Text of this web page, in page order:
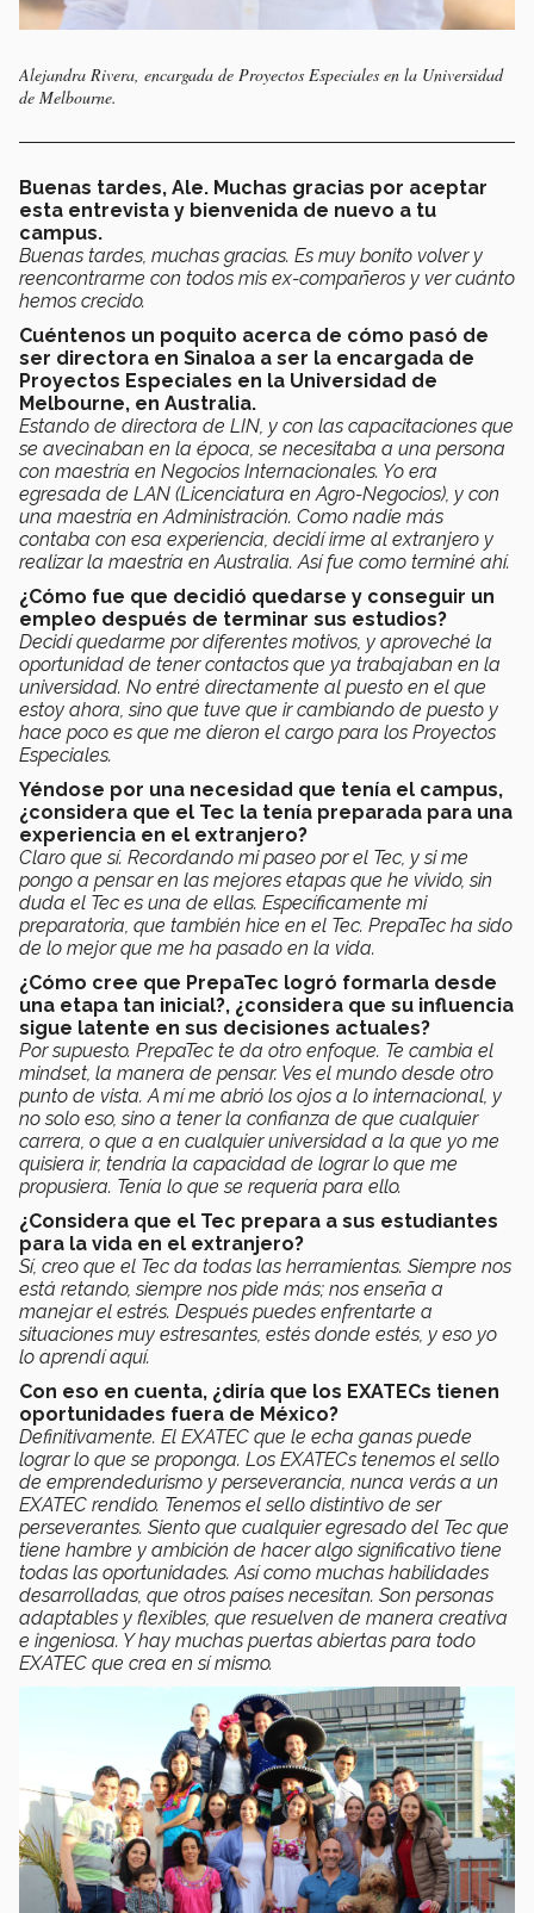
Alejandra Rivera, encargada de Proyectos Especiales en la Universidad
de Melbourne.
Buenas tardes, Ale. Muchas gracias por aceptar
esta entrevista y bienvenida de nuevo a tu
campus.
Buenas tardes, muchas gracias. Es muy bonito volver y
reencontrarme con todos mis ex-compañeros y ver cuánto
hemos crecido.
Cuéntenos un poquito acerca de cómo pasó de
ser directora en Sinaloa a ser la encargada de
Proyectos Especiales en la Universidad de
Melbourne, en Australia.
Estando de directora de LIN, y con las capacitaciones que
se avecinaban en la época, se necesitaba a una persona
con maestría en Negocios Internacionales. Yo era
egresada de LAN (Licenciatura en Agro-Negocios), y con
una maestría en Administración. Como nadie más
contaba con esa experiencia, decidí irme al extranjero y
realizar la maestría en Australia. Así fue como terminé ahí.
¿Cómo fue que decidió quedarse y conseguir un
empleo después de terminar sus estudios?
Decidí quedarme por diferentes motivos, y aproveché la
oportunidad de tener contactos que ya trabajaban en la
universidad. No entré directamente al puesto en el que
estoy ahora, sino que tuve que ir cambiando de puesto y
hace poco es que me dieron el cargo para los Proyectos
Especiales.
Yéndose por una necesidad que tenía el campus,
¿considera que el Tec la tenía preparada para una
experiencia en el extranjero?
Claro que sí. Recordando mi paseo por el Tec, y si me
pongo a pensar en las mejores etapas que he vivido, sin
duda el Tec es una de ellas. Específicamente mi
preparatoria, que también hice en el Tec. PrepaTec ha sido
de lo mejor que me ha pasado en la vida.
¿Cómo cree que PrepaTec logró formarla desde
una etapa tan inicial?, ¿considera que su influencia
sigue latente en sus decisiones actuales?
Por supuesto. PrepaTec te da otro enfoque. Te cambia el
mindset, la manera de pensar. Ves el mundo desde otro
punto de vista. A mí me abrió los ojos a lo internacional, y
no solo eso, sino a tener la confianza de que cualquier
carrera, o que a en cualquier universidad a la que yo me
quisiera ir, tendría la capacidad de lograr lo que me
propusiera. Tenía lo que se requería para ello.
¿Considera que el Tec prepara a sus estudiantes
para la vida en el extranjero?
Sí, creo que el Tec da todas las herramientas. Siempre nos
está retando, siempre nos pide más; nos enseña a
manejar el estrés. Después puedes enfrentarte a
situaciones muy estresantes, estés donde estés, y eso yo
lo aprendí aquí.
Con eso en cuenta, ¿diría que los EXATECs tienen
oportunidades fuera de México?
Definitivamente. El EXATEC que le echa ganas puede
lograr lo que se proponga. Los EXATECs tenemos el sello
de emprendedurismo y perseverancia, nunca verás a un
EXATEC rendido. Tenemos el sello distintivo de ser
perseverantes. Siento que cualquier egresado del Tec que
tiene hambre y ambición de hacer algo significativo tiene
todas las oportunidades. Así como muchas habilidades
desarrolladas, que otros países necesitan. Son personas
adaptables y flexibles, que resuelven de manera creativa
e ingeniosa. Y hay muchas puertas abiertas para todo
EXATEC que crea en sí mismo.